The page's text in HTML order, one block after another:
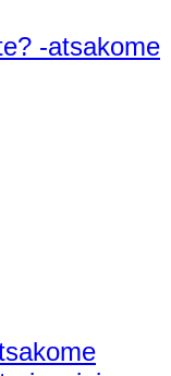
-atsakome